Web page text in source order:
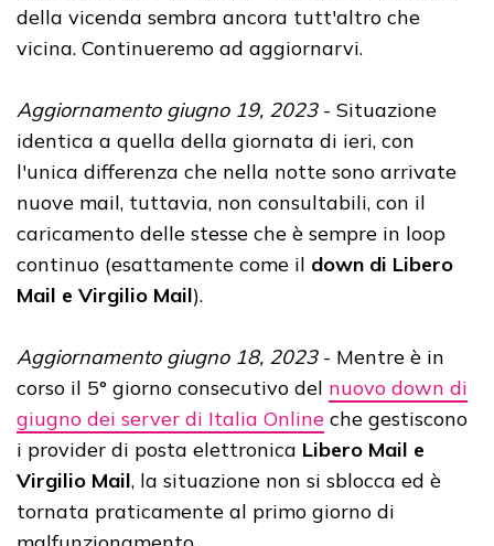
della vicenda sembra ancora tutt'altro che
vicina. Continueremo ad aggiornarvi.
Aggiornamento giugno 19, 2023- Situazione
identica a quella della giornata di ieri, con
l'unica differenza che nella notte sono arrivate
nuove mail, tuttavia, non consultabili, con il
caricamento delle stesse che è sempre in loop
continuo (esattamente come il down di Libero
Mail e Virgilio Mail).
Aggiornamento giugno 18, 2023- Mentre è in
corso il 5° giorno consecutivo del nuovo down di
giugno dei server di Italia Online che gestiscono
i provider di posta elettronica Libero Mail e
Virgilio Mail, la situazione non si sblocca ed è
tornata praticamente al primo giorno di